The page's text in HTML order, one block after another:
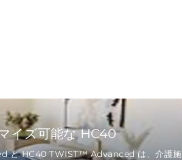
イズ可能な HC40
と HC40 TWIST™ Advanced は、介護施